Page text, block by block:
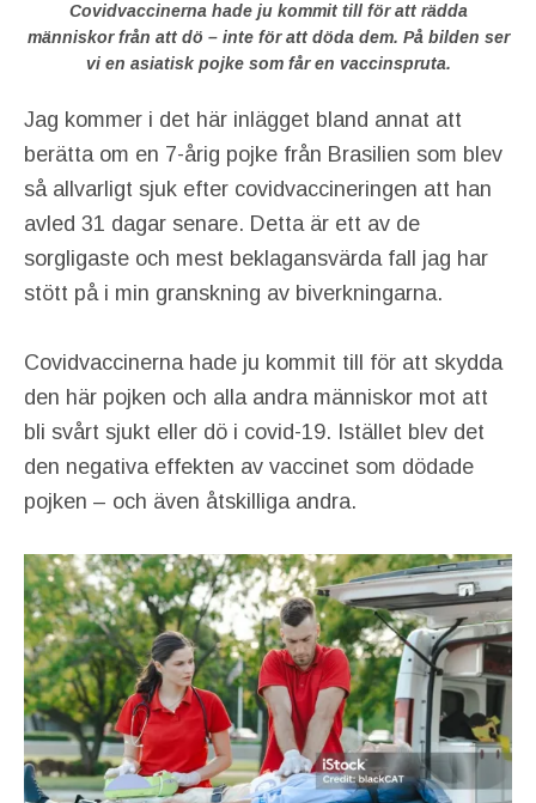
Covidvaccinerna hade ju kommit till för att rädda
människor från att dö – inte för att döda dem. På bilden ser
vi en asiatisk pojke som får en vaccinspruta.
Jag kommer i det här inlägget bland annat att
berätta om en 7-årig pojke från Brasilien som blev
så allvarligt sjuk efter covidvaccineringen att han
avled 31 dagar senare. Detta är ett av de
sorgligaste och mest beklagansvärda fall jag har
stött på i min granskning av biverkningarna.
Covidvaccinerna hade ju kommit till för att skydda
den här pojken och alla andra människor mot att
bli svårt sjukt eller dö i covid-19. Istället blev det
den negativa effekten av vaccinet som dödade
pojken – och även åtskilliga andra.